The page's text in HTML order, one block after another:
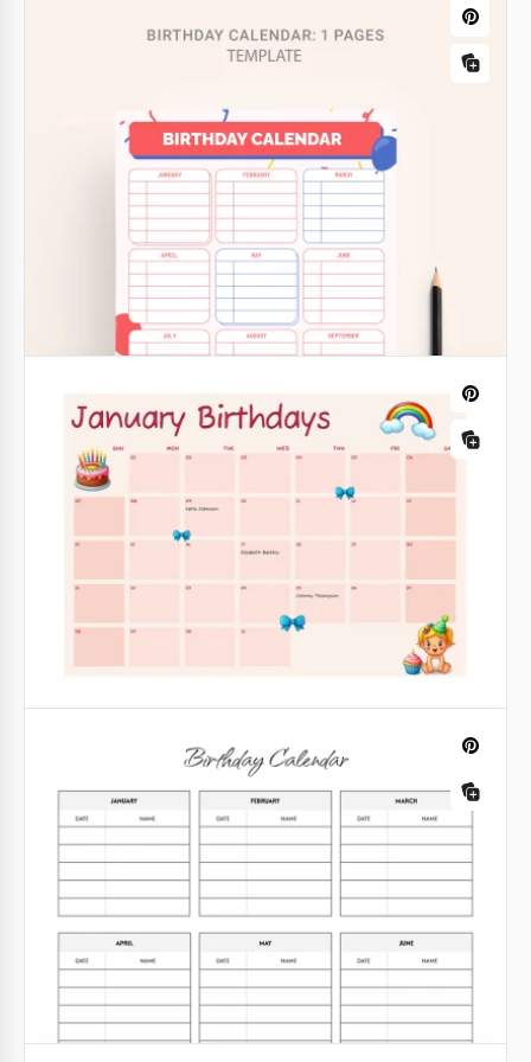
Geburtstagskalender
Geburtstagskalender 2021 ist eines der Dinge, die
du schon immer haben wolltest, aber nie hattest.
Google Docs
Klassenzimmer Geburtstagskalender
Vorlage
Google Slides
Der bunte Geburtstagskalender-Template ist eine
deiner Verwandten, Kollegen und Freunde
Niedlicher Geburtstagskalender
Wie kann man sich an alle Geburtstage erinnern?
Das ist einfach mit digitalen Kalendern, die genau
für diesen Zweck entwickelt wurden!
Google Sheets